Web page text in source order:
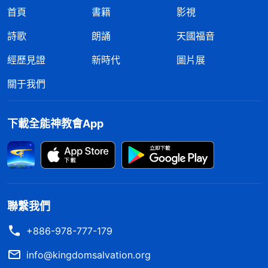
首頁 書籍
影視
詩歌
朗誦
天國福音
經歷見證
新時代
圖片展
關于我們
下載全能神教會App
聯繫我們
+886-978-777-179
info@kingdomsalvation.org